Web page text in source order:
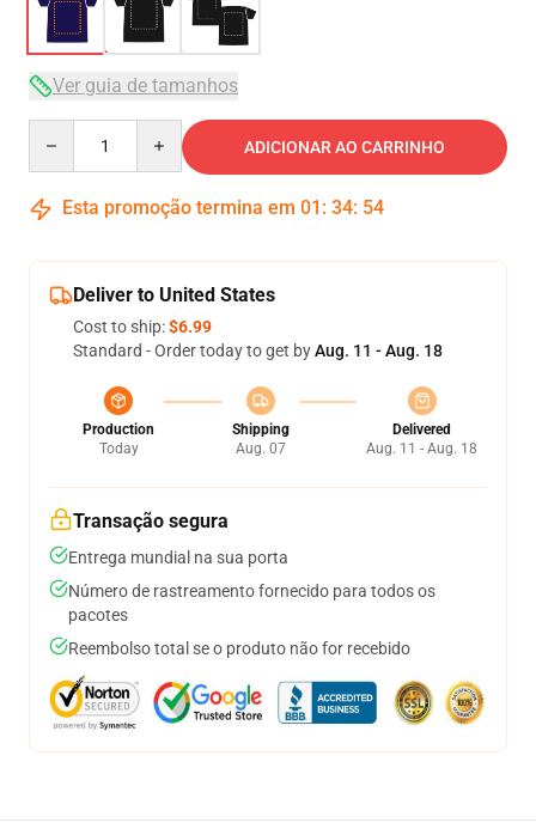
Ver guia de tamanhos
ADICIONAR AO CARRINHO
Esta promoção termina em 01 : 34: 54
Deliver to United States
Cost to ship:$6.99
Standard - Order today to get byAug. 11 - Aug. 18
Production
Today
Shipping
Aug. 07
Delivered
Aug. 11 - Aug. 18
Transação segura
Entrega mundial na sua porta
Número de rastreamento fornecido para todos os
pacotes
Reembolso total se o produto não for recebido